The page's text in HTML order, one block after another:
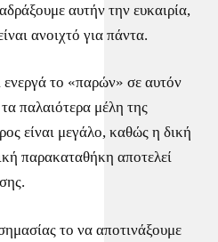
αυτήν την ευκαιρία,
ανοιχτό για πάντα.
το «παρών» σε αυτόν
παλαιότερα μέλη της
είναι μεγάλο, καθώς η δική
παρακαταθήκη αποτελεί
το να αποτινάξουμε